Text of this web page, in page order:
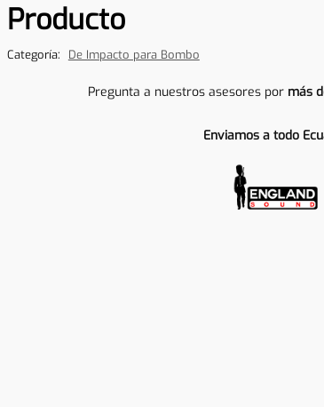
Producto
Categoría: De Impacto para Bombo
Pregunta a nuestros asesores por más
Enviamos a todo